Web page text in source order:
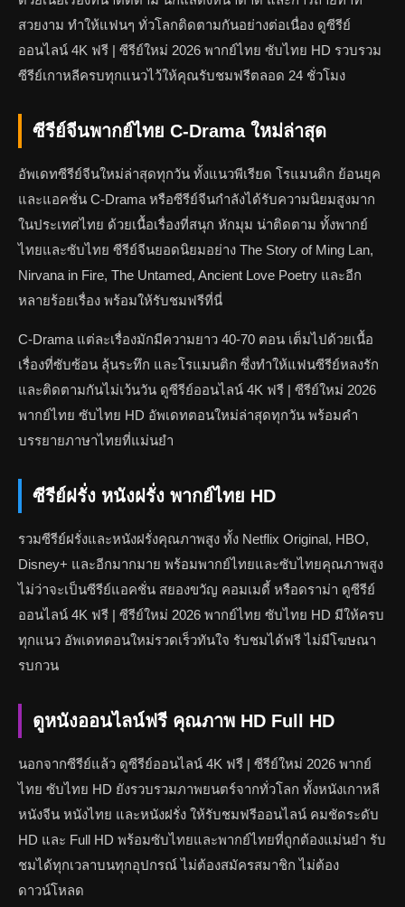
สวยงาม ทำให้แฟนๆ ทั่วโลกติดตามกันอย่างต่อเนื่อง ดูซีรีย์
ออนไลน์ 4K ฟรี | ซีรีย์ใหม่ 2026 พากย์ไทย ซับไทย HD รวบรวม
ซีรีย์เกาหลีครบทุกแนวไว้ให้คุณรับชมฟรีตลอด 24 ชั่วโมง
ซีรีย์จีนพากย์ไทย C-Drama ใหม่ล่าสุด
อัพเดทซีรีย์จีนใหม่ล่าสุดทุกวัน ทั้งแนวพีเรียด โรแมนติก ย้อนยุค
และแอคชั่น C-Drama หรือซีรีย์จีนกำลังได้รับความนิยมสูงมาก
ในประเทศไทย ด้วยเนื้อเรื่องที่สนุก หักมุม น่าติดตาม ทั้งพากย์
ไทยและซับไทย ซีรีย์จีนยอดนิยมอย่าง The Story of Ming Lan,
Nirvana in Fire, The Untamed, Ancient Love Poetry และอีก
หลายร้อยเรื่อง พร้อมให้รับชมฟรีที่นี่
C-Drama แต่ละเรื่องมักมีความยาว 40-70 ตอน เต็มไปด้วยเนื้อ
เรื่องที่ซับซ้อน ลุ้นระทึก และโรแมนติก ซึ่งทำให้แฟนซีรีย์หลงรัก
และติดตามกันไม่เว้นวัน ดูซีรีย์ออนไลน์ 4K ฟรี | ซีรีย์ใหม่ 2026
พากย์ไทย ซับไทย HD อัพเดทตอนใหม่ล่าสุดทุกวัน พร้อมคำ
บรรยายภาษาไทยที่แม่นยำ
ซีรีย์ฝรั่ง หนังฝรั่ง พากย์ไทย HD
รวมซีรีย์ฝรั่งและหนังฝรั่งคุณภาพสูง ทั้ง Netflix Original, HBO,
Disney+ และอีกมากมาย พร้อมพากย์ไทยและซับไทยคุณภาพสูง
ไม่ว่าจะเป็นซีรีย์แอคชั่น สยองขวัญ คอมเมดี้ หรือดราม่า ดูซีรีย์
ออนไลน์ 4K ฟรี | ซีรีย์ใหม่ 2026 พากย์ไทย ซับไทย HD มีให้ครบ
ทุกแนว อัพเดทตอนใหม่รวดเร็วทันใจ รับชมได้ฟรี ไม่มีโฆษณา
รบกวน
ดูหนังออนไลน์ฟรี คุณภาพ HD Full HD
นอกจากซีรีย์แล้ว ดูซีรีย์ออนไลน์ 4K ฟรี | ซีรีย์ใหม่ 2026 พากย์
ไทย ซับไทย HD ยังรวบรวมภาพยนตร์จากทั่วโลก ทั้งหนังเกาหลี
หนังจีน หนังไทย และหนังฝรั่ง ให้รับชมฟรีออนไลน์ คมชัดระดับ
HD และ Full HD พร้อมซับไทยและพากย์ไทยที่ถูกต้องแม่นยำ รับ
ชมได้ทุกเวลาบนทุกอุปกรณ์ ไม่ต้องสมัครสมาชิก ไม่ต้อง
ดาวน์โหลด